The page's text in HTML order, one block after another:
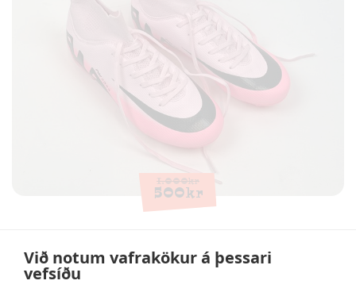
1.000kr
500kr
Við notum vafrakökur á þessari
vefsíðu